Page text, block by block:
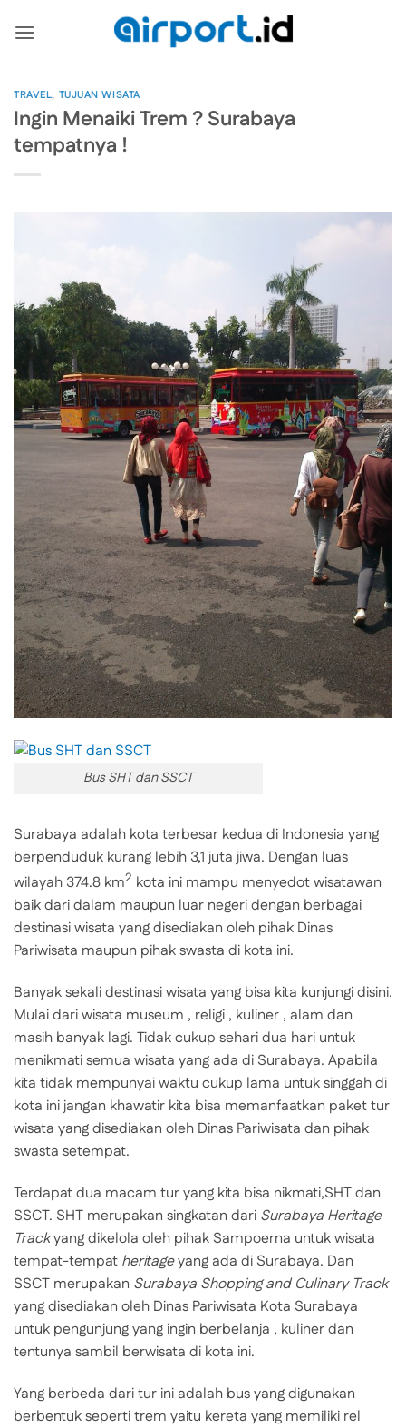
TRAVEL, TUJUAN WISATA
Ingin Menaiki Trem ? Surabaya
tempatnya !
Bus SHT dan SSCT
Surabaya adalah kota terbesar kedua di Indonesia yang
berpenduduk kurang lebih 3,1 juta jiwa. Dengan luas
wilayah 374.8 km2 kota ini mampu menyedot wisatawan
baik dari dalam maupun luar negeri dengan berbagai
destinasi wisata yang disediakan oleh pihak Dinas
Pariwisata maupun pihak swasta di kota ini.
Banyak sekali destinasi wisata yang bisa kita kunjungi disini.
Mulai dari wisata museum , religi , kuliner , alam dan
masih banyak lagi. Tidak cukup sehari dua hari untuk
menikmati semua wisata yang ada di Surabaya. Apabila
kita tidak mempunyai waktu cukup lama untuk singgah di
kota ini jangan khawatir kita bisa memanfaatkan paket tur
wisata yang disediakan oleh Dinas Pariwisata dan pihak
swasta setempat.
Terdapat dua macam tur yang kita bisa nikmati,SHT dan
SSCT. SHT merupakan singkatan dari Surabaya Heritage
Trackyang dikelola oleh pihak Sampoerna untuk wisata
tempat-tempat heritageyang ada di Surabaya. Dan
SSCT merupakan Surabaya Shopping and Culinary Track
yang disediakan oleh Dinas Pariwisata Kota Surabaya
untuk pengunjung yang ingin berbelanja , kuliner dan
tentunya sambil berwisata di kota ini.
Yang berbeda dari tur ini adalah bus yang digunakan
berbentuk seperti trem yaitu kereta yang memiliki rel